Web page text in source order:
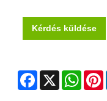
Kérdés küldése
Facebook
X